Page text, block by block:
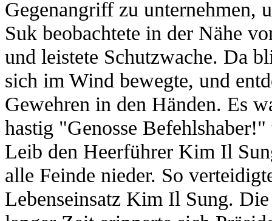
Gegenangriff zu unternehmen,
Suk beobachtete in der Nähe
und leistete Schutzwache. Da
sich im Wind bewegte, und
Gewehren in den Händen. Es
hastig "Genosse
Leib den Heerführer Kim Il
alle Feinde nieder. So
Lebenseinsatz Kim Il Sung.